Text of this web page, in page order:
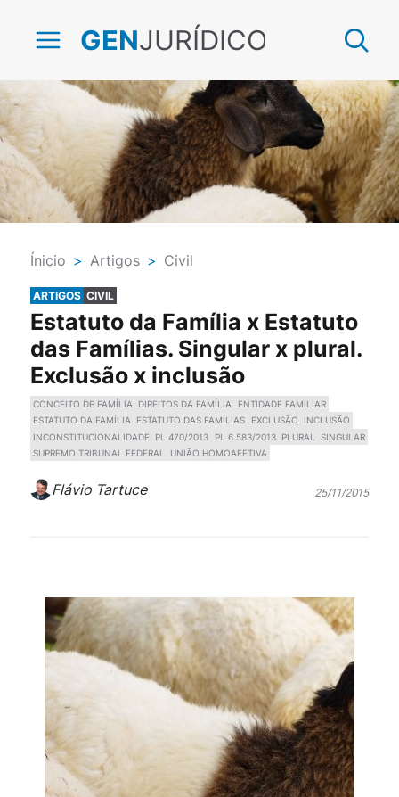
GENJURÍDICO
Ínicio > Artigos > Civil
ARTIGOS CIVIL
Estatuto da Família x Estatuto
das Famílias. Singular x plural.
Exclusão x inclusão
CONCEITO DE FAMÍLIA DIREITOS DA FAMÍLIA
ENTIDADE FAMILIAR
ESTATUTO DA FAMÍLIA
ESTATUTO DAS FAMÍLIAS EXCLUSÃO
INCLUSÃO
INCONSTITUCIONALIDADE
PL 470/2013 PL 6.583/2013 PLURAL
SINGULAR
SUPREMO TRIBUNAL FEDERAL
UNIÃO HOMOAFETIVA
Flávio Tartuce 25/11/2015